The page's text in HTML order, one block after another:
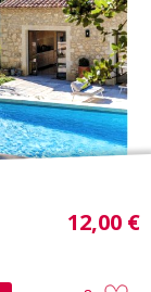
12,00 €